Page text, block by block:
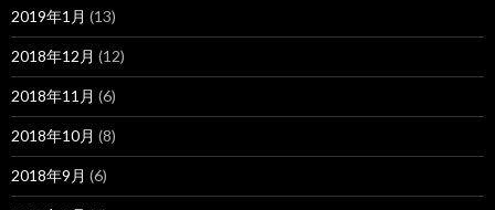
2019年1月 (13)
2018年12月 (12)
2018年11月 (6)
2018年10月 (8)
2018年9月 (6)